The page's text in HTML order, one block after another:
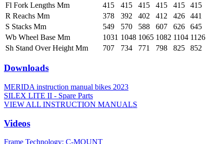
Fl Fork Lengths Mm
415 415 415 415 415
415
R Reachs Mm
378 392 402 412 426
441
S Stacks Mm
549 570 588 607 626
645
Wb Wheel Base Mm
1031 1048 1065 1082 1104 1126
Sh Stand Over Height Mm
707 734 771 798 825 852
Downloads
MERIDA instruction manual bikes 2023
SILEX LITE II - Spare Parts
VIEW ALL INSTRUCTION MANUALS
Videos
Frame Technology: C-MOUNT